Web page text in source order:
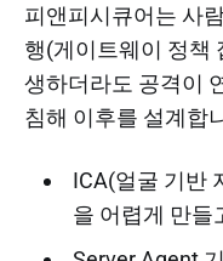
피앤피시큐어는 사
행(게이트웨이 정책
생하더라도 공격이
침해 이후를 설계합
ICA(얼굴 기반
을 어렵게 만들